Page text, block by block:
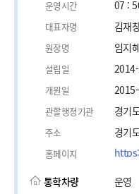
운영시간 07 :
대표자명 김재
원장명 임지
설립일
개원일
관할행정기관 경기
주소 경기
홈페이지
통학차량
운영